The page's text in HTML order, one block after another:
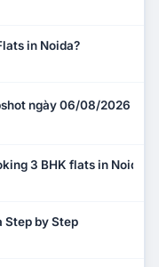
in Noida?
ngày 06/08/2026
3 BHK flats in Noida?
Step by Step